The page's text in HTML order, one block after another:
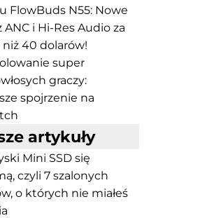
FlowBuds N55: Nowe
ANC i Hi-Res Audio za
40 dolarów!
super
graczy:
spojrzenie na
artykuły
Mini SSD się
czyli 7 szalonych
o których nie miałeś